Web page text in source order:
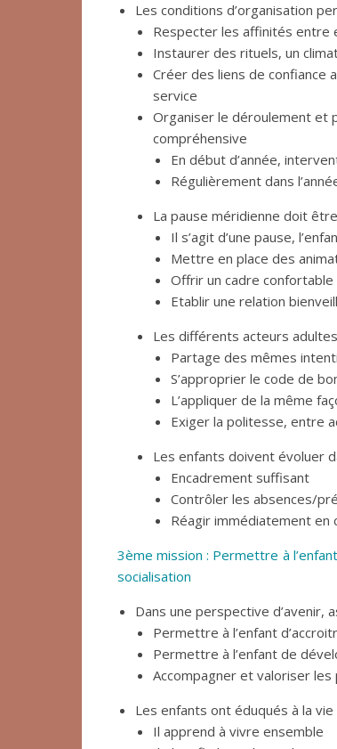
Les conditions d’organisation
Respecter les affinités entre
Instaurer des rituels, un
Créer des liens de confiance
service
Organiser le déroulement et
compréhensive
En début d’année,
Régulièrement dans
La pause méridienne doit
Il s’agit d’une pause,
Mettre en place des
Offrir un cadre confortable
Etablir une relation
Les différents acteurs
Partage des mêmes
S’approprier le code de
L’appliquer de la même
Exiger la politesse, entre
Les enfants doivent évoluer
Encadrement suffisant
Contrôler les absences/
Réagir immédiatement en
3ème mission : Permettre à
socialisation
Dans une perspective d’avenir,
Permettre à l’enfant
Permettre à l’enfant de
Accompagner et valoriser
Les enfants ont éduqués à la
Il apprend à vivre ensemble